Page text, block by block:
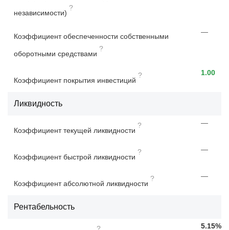
независимости)
?
Коэффициент обеспеченности собственными
оборотными средствами
?
—
Коэффициент покрытия инвестиций
? 1.00
Ликвидность
Коэффициент текущей ликвидности
? —
Коэффициент быстрой ликвидности
? —
Коэффициент абсолютной ликвидности
? —
Рентабельность
5.15%